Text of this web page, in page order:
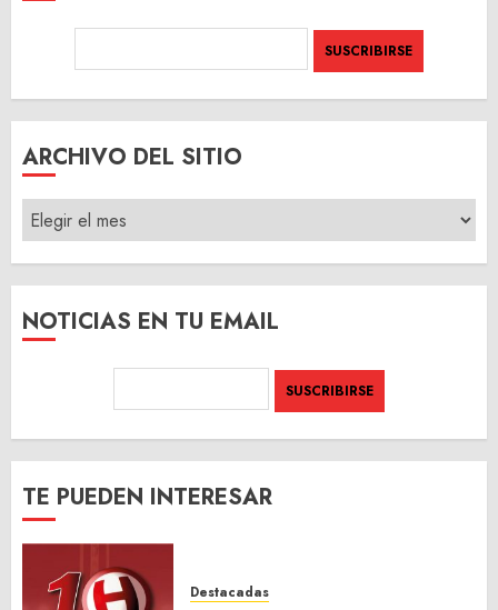
ARCHIVO DEL SITIO
ARCHIVO
DEL
SITIO
NOTICIAS EN TU EMAIL
TE PUEDEN INTERESAR
Destacadas